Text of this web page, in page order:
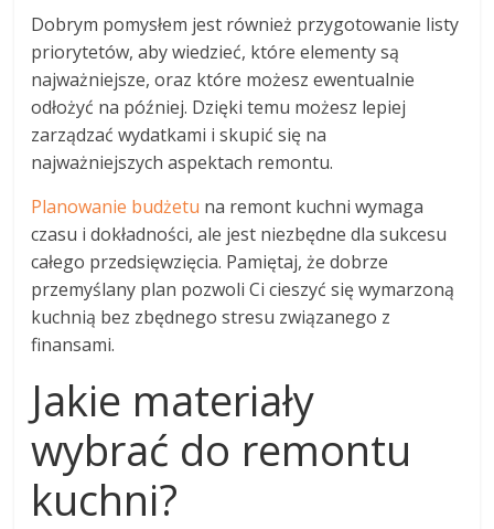
Dobrym pomysłem jest również przygotowanie listy
priorytetów, aby wiedzieć, które elementy są
najważniejsze, oraz które możesz ewentualnie
odłożyć na później. Dzięki temu możesz lepiej
zarządzać wydatkami i skupić się na
najważniejszych aspektach remontu.
Planowanie budżetu na remont kuchni wymaga
czasu i dokładności, ale jest niezbędne dla sukcesu
całego przedsięwzięcia. Pamiętaj, że dobrze
przemyślany plan pozwoli Ci cieszyć się wymarzoną
kuchnią bez zbędnego stresu związanego z
finansami.
Jakie materiały
wybrać do remontu
kuchni?